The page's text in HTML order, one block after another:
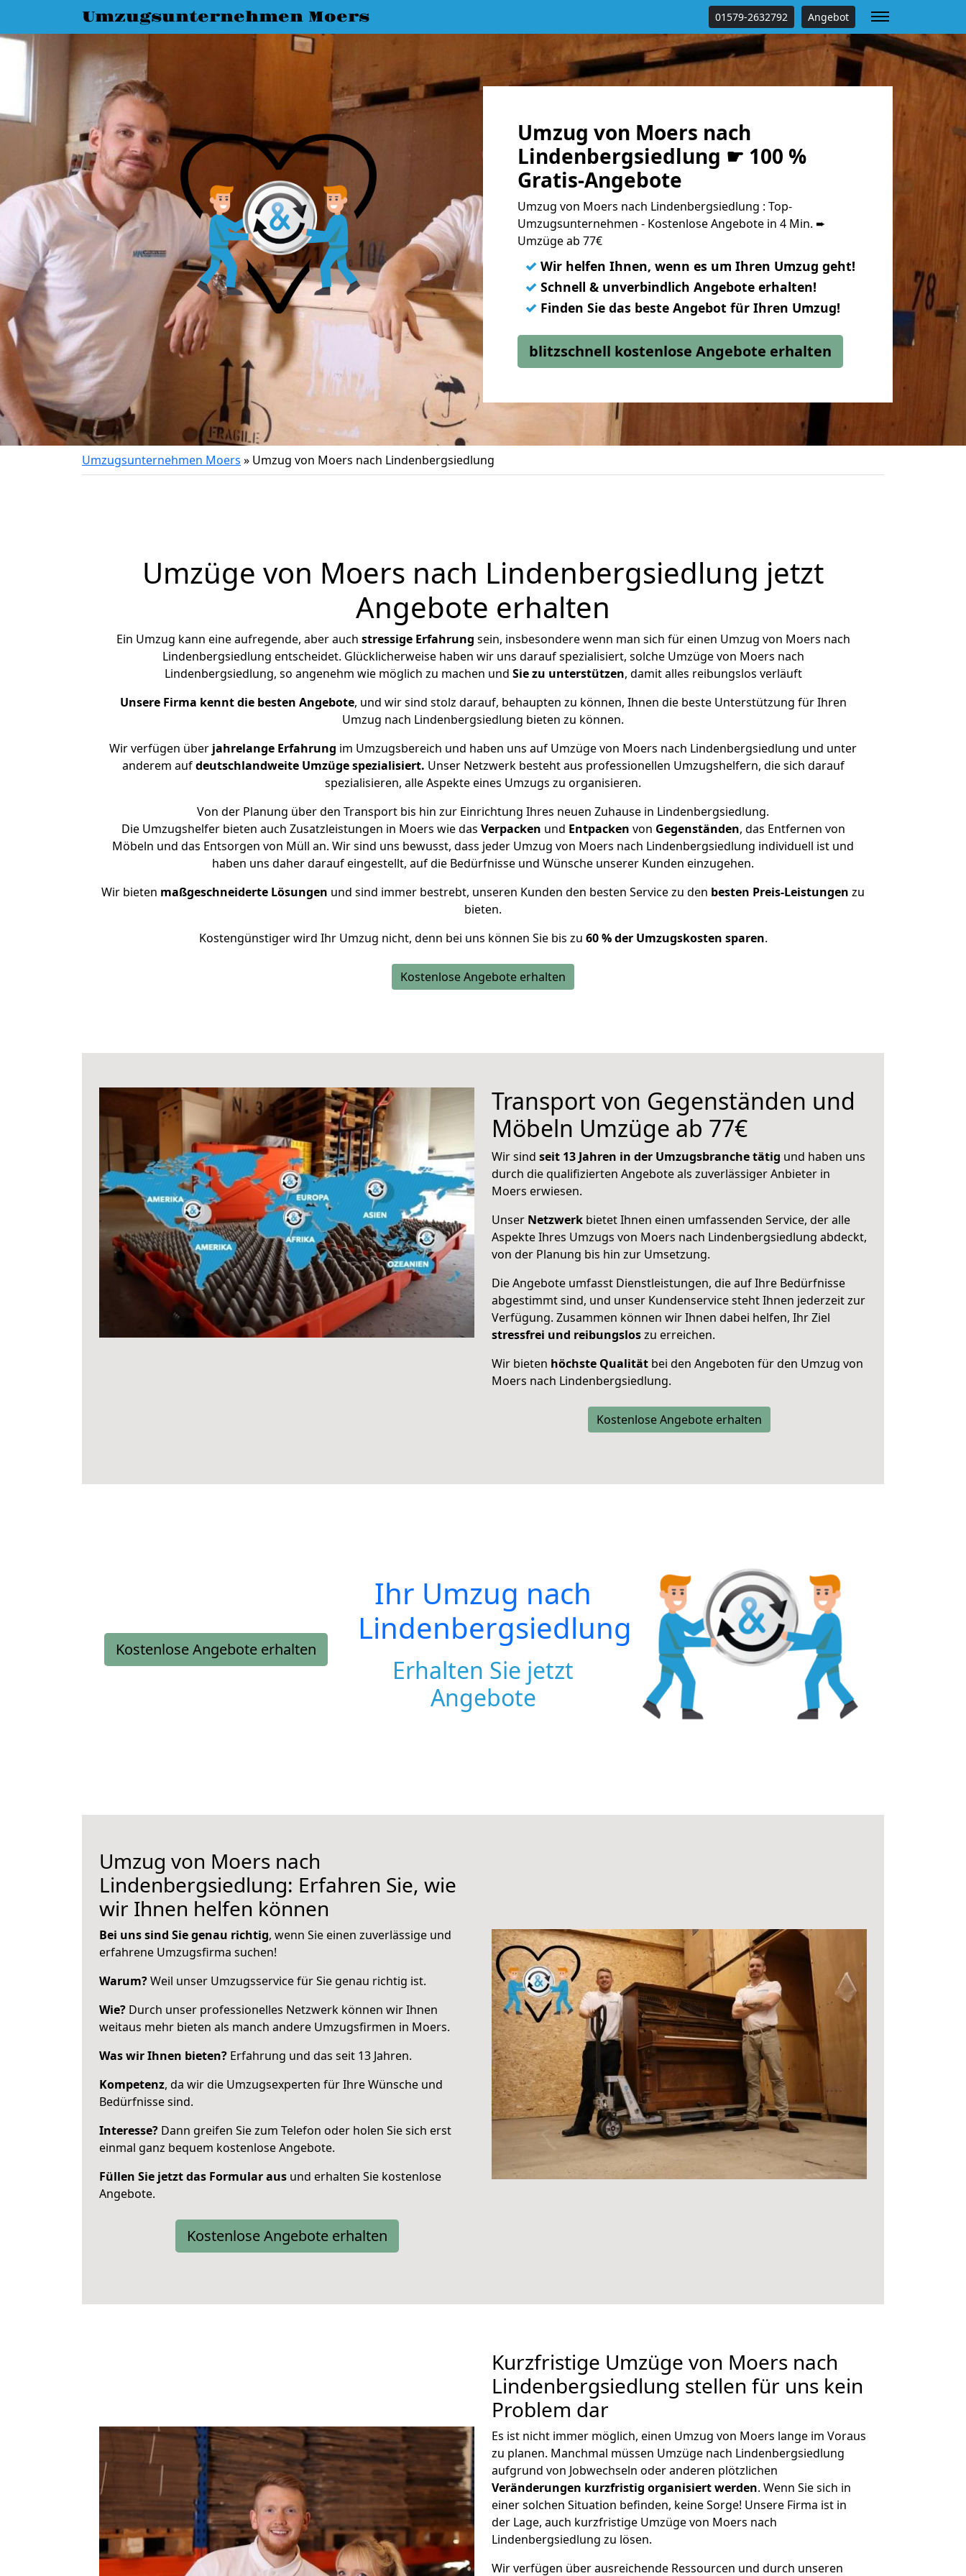
Umzugsunternehmen Moers 01579-2632792 Angebot
Umzug von Moers nach
Lindenbergsiedlung ☛ 100 %
Gratis-Angebote
Umzug von Moers nach Lindenbergsiedlung : Top-
Umzugsunternehmen - Kostenlose Angebote in 4 Min. ➨
Umzüge ab 77€
✓ Wir helfen Ihnen, wenn es um Ihren Umzug geht!
✓ Schnell & unverbindlich Angebote erhalten!
✓ Finden Sie das beste Angebot für Ihren Umzug!
blitzschnell kostenlose Angebote erhalten
Umzugsunternehmen Moers » Umzug von Moers nach Lindenbergsiedlung
Umzüge von Moers nach Lindenbergsiedlung jetzt
Angebote erhalten
Ein Umzug kann eine aufregende, aber auch stressige Erfahrung sein, insbesondere wenn man sich für einen Umzug von Moers nach
Lindenbergsiedlung entscheidet. Glücklicherweise haben wir uns darauf spezialisiert, solche Umzüge von Moers nach
Lindenbergsiedlung, so angenehm wie möglich zu machen und Sie zu unterstützen, damit alles reibungslos verläuft
Unsere Firma kennt die besten Angebote, und wir sind stolz darauf, behaupten zu können, Ihnen die beste Unterstützung für Ihren
Umzug nach Lindenbergsiedlung bieten zu können.
Wir verfügen über jahrelange Erfahrung im Umzugsbereich und haben uns auf Umzüge von Moers nach Lindenbergsiedlung und unter
anderem aufdeutschlandweite Umzüge spezialisiert. Unser Netzwerk besteht aus professionellen Umzugshelfern, die sich darauf
spezialisieren, alle Aspekte eines Umzugs zu organisieren.
Von der Planung über den Transport bis hin zur Einrichtung Ihres neuen Zuhause in Lindenbergsiedlung.
Die Umzugshelfer bieten auch Zusatzleistungen in Moers wie das Verpacken und Entpacken von Gegenständen, das Entfernen von
Möbeln und das Entsorgen von Müll an. Wir sind uns bewusst, dass jeder Umzug von Moers nach Lindenbergsiedlung individuell ist und
haben uns daher darauf eingestellt, auf die Bedürfnisse und Wünsche unserer Kunden einzugehen.
Wir bieten maßgeschneiderte Lösungen und sind immer bestrebt, unseren Kunden den besten Service zu den besten Preis-Leistungen zu
bieten.
Kostengünstiger wird Ihr Umzug nicht, denn bei uns können Sie bis zu 60 % der Umzugskosten sparen.
Kostenlose Angebote erhalten
Transport von Gegenständen und
Möbeln Umzüge ab 77€
Wir sind seit 13 Jahren in der Umzugsbranche tätig und haben uns
durch die qualifizierten Angebote als zuverlässiger Anbieter in
Moers erwiesen.
Unser Netzwerk bietet Ihnen einen umfassenden Service, der alle
Aspekte Ihres Umzugs von Moers nach Lindenbergsiedlung abdeckt,
von der Planung bis hin zur Umsetzung.
Die Angebote umfasst Dienstleistungen, die auf Ihre Bedürfnisse
abgestimmt sind, und unser Kundenservice steht Ihnen jederzeit zur
Verfügung. Zusammen können wir Ihnen dabei helfen, Ihr Ziel
stressfrei und reibungsloszu erreichen.
Wir bieten höchste Qualität bei den Angeboten für den Umzug von
Moers nach Lindenbergsiedlung.
Kostenlose Angebote erhalten
Kostenlose Angebote erhalten
Ihr Umzug nach
Lindenbergsiedlung
Erhalten Sie jetzt
Angebote
Umzug von Moers nach
Lindenbergsiedlung: Erfahren Sie, wie
wir Ihnen helfen können
Bei uns sind Sie genau richtig, wenn Sie einen zuverlässige und
erfahrene Umzugsfirma suchen!
Warum?Weil unser Umzugsservice für Sie genau richtig ist.
Wie? Durch unser professionelles Netzwerk können wir Ihnen
weitaus mehr bieten als manch andere Umzugsfirmen in Moers.
Was wir Ihnen bieten? Erfahrung und das seit 13 Jahren.
Kompetenz, da wir die Umzugsexperten für Ihre Wünsche und
Bedürfnisse sind.
Interesse? Dann greifen Sie zum Telefon oder holen Sie sich erst
einmal ganz bequem kostenlose Angebote.
Füllen Sie jetzt das Formular aus und erhalten Sie kostenlose
Angebote.
Kostenlose Angebote erhalten
Kurzfristige Umzüge von Moers nach
Lindenbergsiedlung stellen für uns kein
Problem dar
Es ist nicht immer möglich, einen Umzug von Moers lange im Voraus
zu planen. Manchmal müssen Umzüge nach Lindenbergsiedlung
aufgrund von Jobwechseln oder anderen plötzlichen
Veränderungen kurzfristig organisiert werden. Wenn Sie sich in
einer solchen Situation befinden, keine Sorge! Unsere Firma ist in
der Lage, auch kurzfristige Umzüge von Moers nach
Lindenbergsiedlung zu lösen.
Wir verfügen über ausreichende Ressourcen und durch unseren